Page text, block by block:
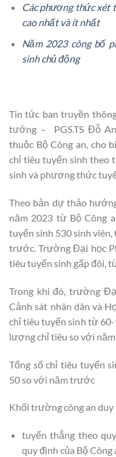
Các phương thức xét
cao nhất và ít nhất
Năm 2023 công bố
sinh chủ động
Tin tức ban truyền
tướng – PGS.TS Đỗ
thuộc Bộ Công an, cho
chỉ tiêu tuyển sinh theo
sinh và phương thức
Theo bản dự thảo
năm 2023 từ Bộ Công
tuyển sinh 530 sinh viên,
trước. Trường Đại học
tiêu tuyển sinh gấp đôi,
Trong khi đó, trường
Cảnh sát nhân dân và
chỉ tiêu tuyển sinh từ
lượng chỉ tiêu so với
Tổng số chỉ tiêu tuyển
50 so với năm trước
Khối trường công an
tuyển thẳng theo
quy định của Bộ Công